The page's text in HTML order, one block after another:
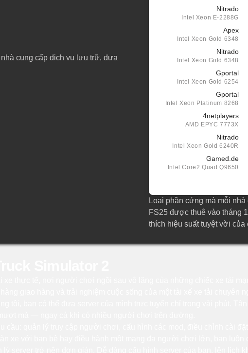
cung cấp dịch vụ lưu trữ, dựa
Nitrado
Intel Xeon E-2288G
Apex
Intel Xeon Gold 6348
Nitrado
Intel Xeon Gold 6348
Gportal
Intel Xeon Gold 6254
Gportal
Intel Xeon Platinum 8268
4netplayers
AMD EPYC 7773X
Nitrado
Intel Xeon Gold 6240R
Gamed.de
Intel Core2 Quad Q9650
Loại phần cứng mà mỗi
FS25 được thuê vào tháng
thích hiệu suất tuyệt vời